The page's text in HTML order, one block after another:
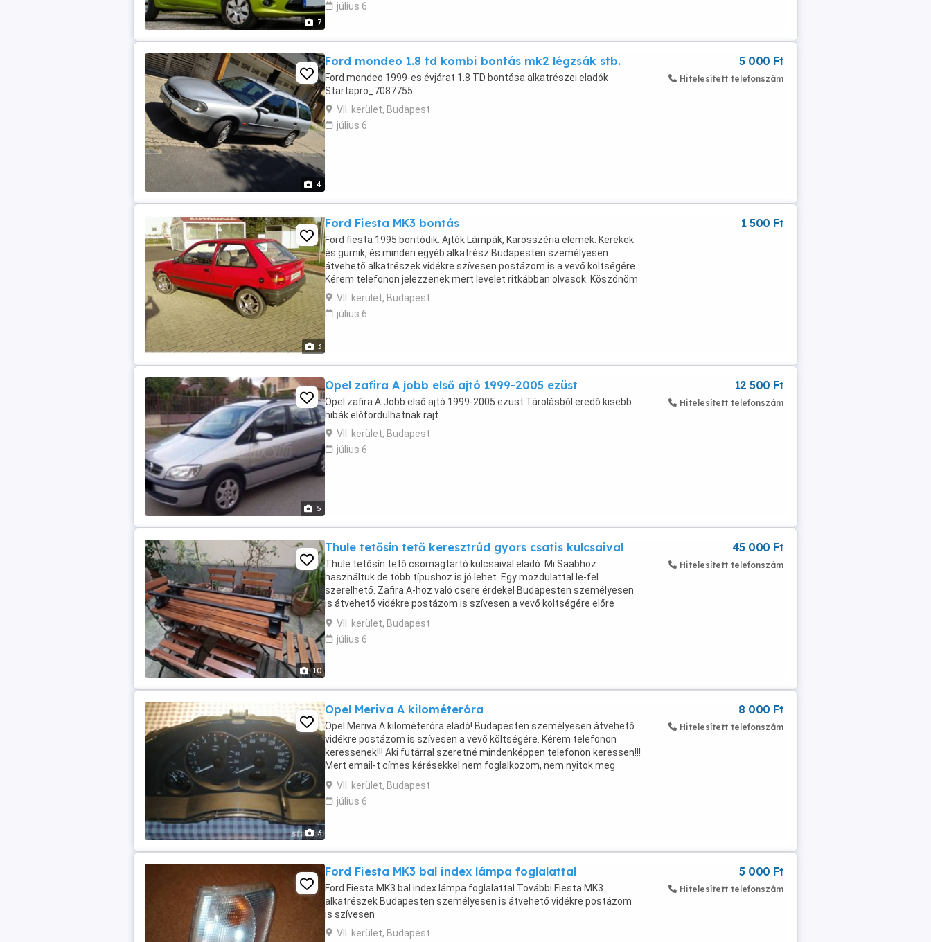
7
július 6
4
Ford mondeo 1.8 td kombi bontás mk2 légzsák stb.
Ford mondeo 1999-es évjárat 1.8 TD bontása alkatrészei eladók
Startapro_7087755
VII. kerület, Budapest
július 6
5 000 Ft
Hitelesített telefonszám
3
Ford Fiesta MK3 bontás
Ford fiesta 1995 bontódik. Ajtók Lámpák, Karosszéria elemek. Kerekek
és gumik, és minden egyéb alkatrész Budapesten személyesen
átvehető alkatrészek vidékre szívesen postázom is a vevő költségére.
Kérem telefonon jelezzenek mert levelet ritkábban olvasok. Köszönöm
VII. kerület, Budapest
július 6
1 500 Ft
5
Opel zafira A jobb első ajtó 1999-2005 ezüst
Opel zafira A Jobb első ajtó 1999-2005 ezüst Tárolásból eredő kisebb
hibák előfordulhatnak rajt.
VII. kerület, Budapest
július 6
12 500 Ft
Hitelesített telefonszám
10
Thule tetősín tető keresztrúd gyors csatis kulcsaival
Thule tetősín tető csomagtartó kulcsaival eladó. Mi Saabhoz
használtuk de több típushoz is jó lehet. Egy mozdulattal le-fel
szerelhető. Zafira A-hoz való csere érdekel Budapesten személyesen
is átvehető vidékre postázom is szívesen a vevő költségére előre
utalás után. Internetes csalók kerüljene ...
VII. kerület, Budapest
július 6
45 000 Ft
Hitelesített telefonszám
3
Opel Meriva A kilométeróra
Opel Meriva A kilométeróra eladó! Budapesten személyesen átvehető
vidékre postázom is szívesen a vevő költségére. Kérem telefonon
keressenek!!! Aki futárral szeretné mindenképpen telefonon keressen!!!
Mert email-t címes kérésekkel nem foglalkozom, nem nyitok meg
semmit és nem töltök be semmilyen linket. 306448Hét8hét Kérem ...
VII. kerület, Budapest
július 6
8 000 Ft
Hitelesített telefonszám
Ford Fiesta MK3 bal index lámpa foglalattal
Ford Fiesta MK3 bal index lámpa foglalattal További Fiesta MK3
alkatrészek Budapesten személyesen is átvehető vidékre postázom
is szívesen
VII. kerület, Budapest
5 000 Ft
Hitelesített telefonszám